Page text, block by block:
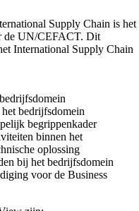
Supply Chain is het
de UN/CEFACT. Dit
International Supply Chain
bedrijfsdomein
begrippenkader
binnen het
oplossing
bij het bedrijfsdomein
voor de Business